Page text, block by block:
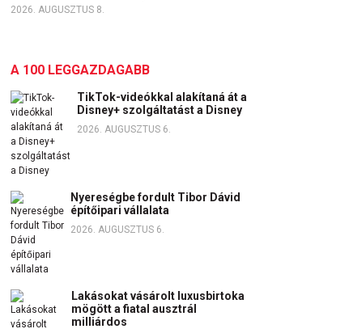
2026. AUGUSZTUS 8.
A 100 LEGGAZDAGABB
TikTok-videókkal alakítaná át a
Disney+ szolgáltatást a Disney
2026. AUGUSZTUS 6.
Nyereségbe fordult Tibor Dávid
építőipari vállalata
2026. AUGUSZTUS 6.
Lakásokat vásárolt luxusbirtoka
mögött a fiatal ausztrál
milliárdos